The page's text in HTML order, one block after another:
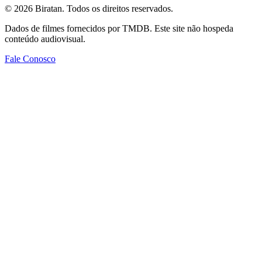
© 2026 Biratan. Todos os direitos reservados.
Dados de filmes fornecidos por TMDB. Este site não hospeda
conteúdo audiovisual.
Fale Conosco